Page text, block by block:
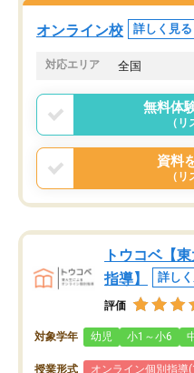
オンライン校 詳しく見る
対応エリア 全国
無料体
（
資料
（
トウコベ【
指導】
詳し
評価
対象学年 幼児 小1～小6
授業形式 オンライン個別指導